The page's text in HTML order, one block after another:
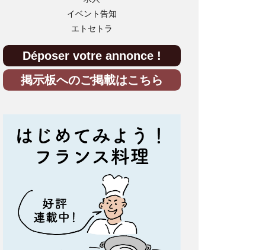
イベント告知
エトセトラ
Déposer votre annonce !
掲示板へのご掲載はこちら